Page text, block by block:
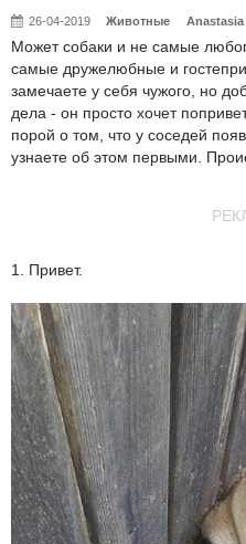
26-04-2019 Животные Anastasia
Может собаки и не самые
самые дружелюбные и
замечаете у себя чужого, но
дела - он просто хочет
порой о том, что у соседей
узнаете об этом первыми.
1. Привет.